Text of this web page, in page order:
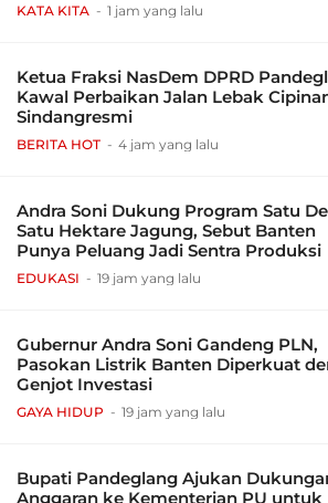
KATA KITA 1 jam yang lalu
Ketua Fraksi NasDem DPRD
Kawal Perbaikan Jalan Lebak
Sindangresmi
BERITA HOT 4 jam yang lalu
Andra Soni Dukung Program Satu
Satu Hektare Jagung, Sebut Banten
Punya Peluang Jadi Sentra Produksi
EDUKASI 19 jam yang lalu
Gubernur Andra Soni Gandeng PLN,
Pasokan Listrik Banten Diperkuat
Genjot Investasi
GAYA HIDUP 19 jam yang lalu
Bupati Pandeglang Ajukan
Anggaran ke Kementerian PU untuk